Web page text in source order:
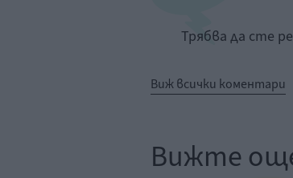
Трябва да сте
Виж всички коментари
Вижте